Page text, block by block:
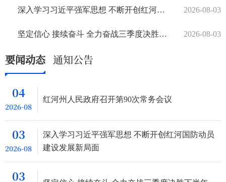
深入学习习近平强军思想 不断开创红河国防动员建设发展新局面 2026-08-03
坚定信心 接续奋斗 全力奋战三季度决胜下半年 2026-08-03
要闻动态 通知公告
04
2026-08
红河州人民政府召开第90次常务会议
03
2026-08
深入学习习近平强军思想 不断开创红河国防动员
建设发展新局面
03